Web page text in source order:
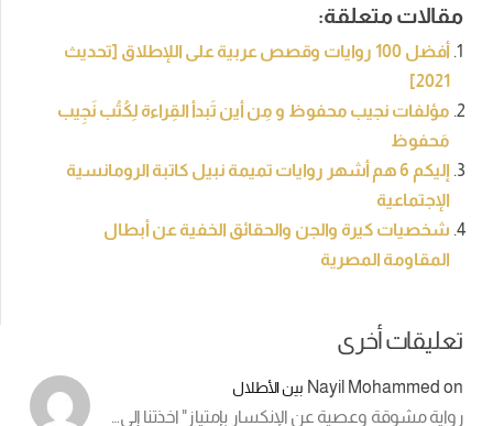
مقالات متعلقة:
أفضل 100 روايات وقصص عربية على اللإطلاق [تحديث
2021]
مؤلفات نجيب محفوظ و مِن أين تَبدأ القِراءة لِكُتُب نَجِيب
مَحفوظ
إليكم 6 هم أشهر روايات تميمة نبيل كاتبة الرومانسية
الإجتماعية
شخصيات كيرة والجن والحقائق الخفية عن أبطال
المقاومة المصرية
تعليقات أخرى
Nayil Mohammed on بين الأطلال
رواية مشوقة وعصية عن الإنكسار بإمتياز" اخذتنا إلى…